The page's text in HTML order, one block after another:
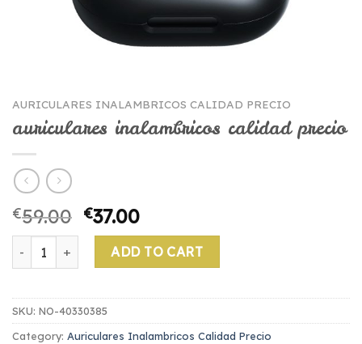
AURICULARES INALAMBRICOS CALIDAD PRECIO
auriculares inalambricos calidad precio
€59.00 €37.00
auriculares inalambricos calidad precio quantity
ADD TO CART
SKU: NO-40330385
Category: Auriculares Inalambricos Calidad Precio